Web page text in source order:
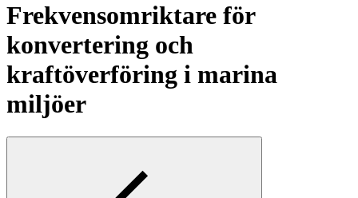
Frekvensomriktare för
konvertering och
kraftöverföring i marina
miljöer